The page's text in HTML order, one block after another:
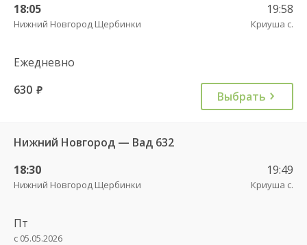
18:05
Нижний Новгород Щербинки
19:58
Криуша с.
Ежедневно
630 руб. Выбрать
Нижний Новгород — Вад 632
18:30
Нижний Новгород Щербинки
19:49
Криуша с.
Пт
с 05.05.2026